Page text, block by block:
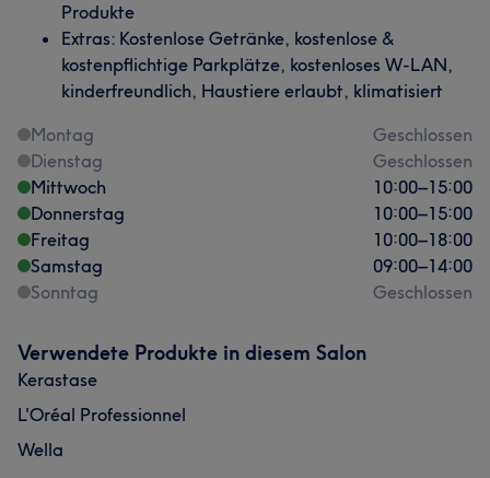
Produkte
Extras: Kostenlose Getränke, kostenlose &
kostenpflichtige Parkplätze, kostenloses W-LAN,
kinderfreundlich, Haustiere erlaubt, klimatisiert
Montag
Geschlossen
Dienstag
Geschlossen
Mittwoch
10:00–15:00
Donnerstag
10:00–15:00
Freitag
10:00–18:00
Samstag
09:00–14:00
Sonntag
Geschlossen
Verwendete Produkte in diesem Salon
Kerastase
L'Oréal Professionnel
Wella